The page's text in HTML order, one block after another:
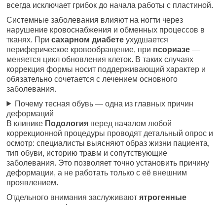
всегда исключает грибок до начала работы с пластиной.
Системные заболевания влияют на ногти через
нарушение кровоснабжения и обменных процессов в
тканях. Присахарном диабете ухудшается
периферическое кровообращение, при псориазе —
меняется цикл обновления клеток. В таких случаях
коррекция формы носит поддерживающий характер и
обязательно сочетается с лечением основного
заболевания.
Почему тесная обувь — одна из главных причин
деформаций
В клинике Подология перед началом любой
коррекционной процедуры проводят детальный опрос и
осмотр: специалисты выясняют образ жизни пациента,
тип обуви, историю травм и сопутствующие
заболевания. Это позволяет точно установить причину
деформации, а не работать только с её внешним
проявлением.
Отдельного внимания заслуживаютятрогенные